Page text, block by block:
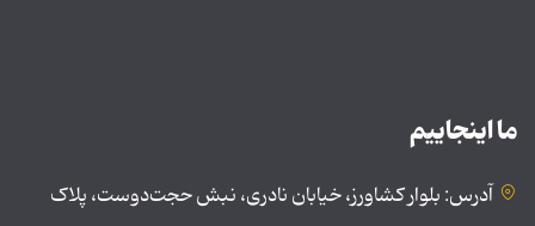
ما اینجاییم
آدرس: بلوار کشاورز، خیابان نادری، نبش حجت‌دوست، پلاک